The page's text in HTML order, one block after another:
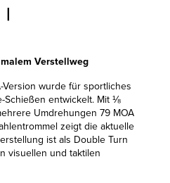
Verstellweg
Version wurde für sportliches
Schießen entwickelt. Mit ⅛
Umdrehungen 79 MOA
zeigt die aktuelle
ist als Double Turn
visuellen und taktilen